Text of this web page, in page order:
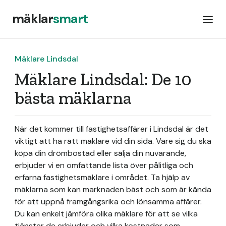
mäklarsmart
Mäklare Lindsdal
Mäklare Lindsdal: De 10
bästa mäklarna
När det kommer till fastighetsaffärer i Lindsdal är det
viktigt att ha rätt mäklare vid din sida. Vare sig du ska
köpa din drömbostad eller sälja din nuvarande,
erbjuder vi en omfattande lista över pålitliga och
erfarna fastighetsmäklare i området. Ta hjälp av
mäklarna som kan marknaden bäst och som är kända
för att uppnå framgångsrika och lönsamma affärer.
Du kan enkelt jämföra olika mäklare för att se vilka